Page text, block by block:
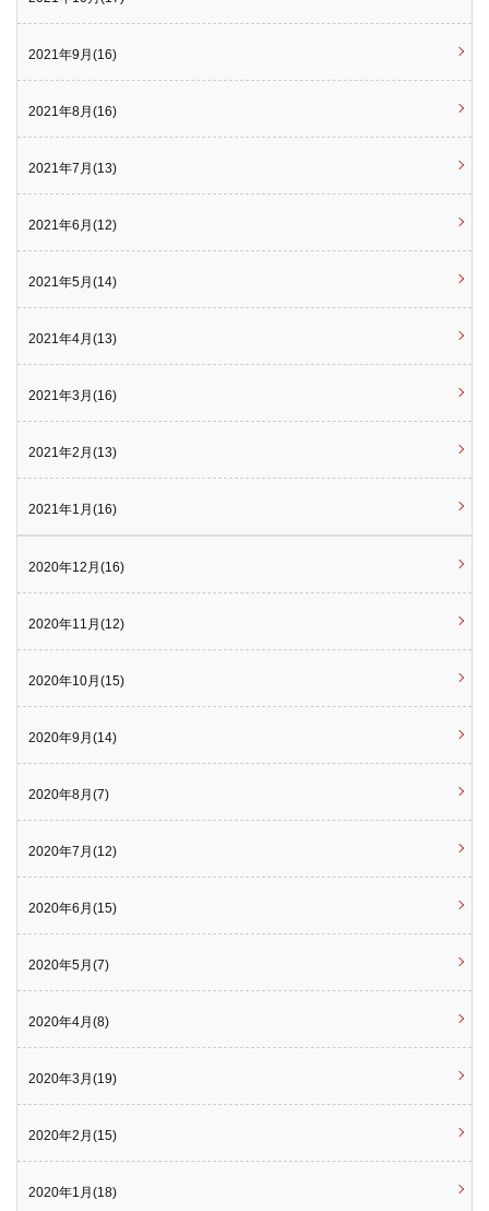
2021年9月(16)
2021年8月(16)
2021年7月(13)
2021年6月(12)
2021年5月(14)
2021年4月(13)
2021年3月(16)
2021年2月(13)
2021年1月(16)
2020年12月(16)
2020年11月(12)
2020年10月(15)
2020年9月(14)
2020年8月(7)
2020年7月(12)
2020年6月(15)
2020年5月(7)
2020年4月(8)
2020年3月(19)
2020年2月(15)
2020年1月(18)